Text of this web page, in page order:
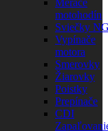
Merače
motohodín
Sviečky
Vypínače
motora
Smerovky
Žiarovky
Poistky
Prepínače
CDI